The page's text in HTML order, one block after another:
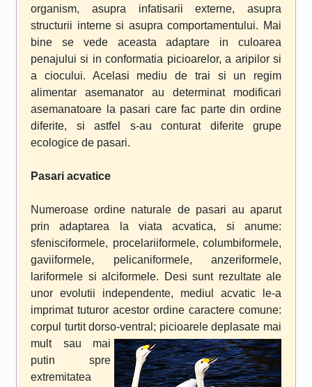
organism, asupra infatisarii externe, asupra
structurii interne si asupra comportamentului. Mai
bine se vede aceasta adaptare in culoarea
penajului si in conformatia picioarelor, a aripilor si
a ciocului. Acelasi mediu de trai si un regim
alimentar asemanator au determinat modificari
asemanatoare la pasari care fac parte din ordine
diferite, si astfel s-au conturat diferite grupe
ecologice de pasari.
Pasari acvatice
Numeroase ordine naturale de pasari au aparut
prin adaptarea la viata acvatica, si anume:
sfenisciformele, procelariiformele, columbiformele,
gaviiformele, pelicaniformele, anzeriformele,
lariformele si alciformele. Desi sunt rezultate ale
unor evolutii independente, mediul acvatic le-a
imprimat tuturor acestor ordine caractere comune:
corpul turtit dorso-ventral; picioarele deplasate mai
multsau mai
putin spre
extremitatea